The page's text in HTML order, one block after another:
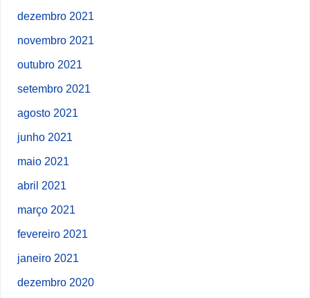
dezembro 2021
novembro 2021
outubro 2021
setembro 2021
agosto 2021
junho 2021
maio 2021
abril 2021
março 2021
fevereiro 2021
janeiro 2021
dezembro 2020